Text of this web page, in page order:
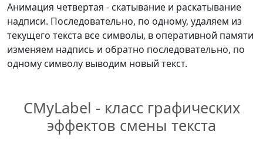
Анимация четвертая - скатывание и раскатывание
надписи. Последовательно, по одному, удаляем из
текущего текста все символы, в оперативной памяти
изменяем надпись и обратно последовательно, по
одному символу выводим новый текст.
CMyLabel - класс графических
эффектов смены текста